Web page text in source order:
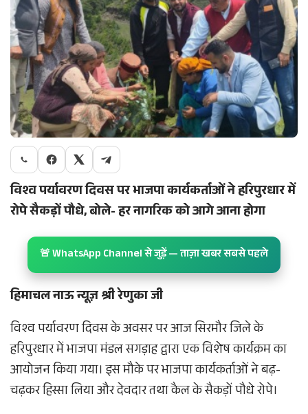
विश्व पर्यावरण दिवस पर भाजपा कार्यकर्ताओं ने हरिपुरधार में
रोपे सैकड़ों पौधे, बोले- हर नागरिक को आगे आना होगा
🚨 WhatsApp Channel से जुड़ें — ताज़ा खबर सबसे पहले
हिमाचल नाऊ न्यूज़ श्री रेणुका जी
विश्व पर्यावरण दिवस के अवसर पर आज सिरमौर जिले के
हरिपुरधार में भाजपा मंडल सगड़ाह द्वारा एक विशेष कार्यक्रम का
आयोजन किया गया। इस मौके पर भाजपा कार्यकर्ताओं ने बढ़-
चढ़कर हिस्सा लिया और देवदार तथा कैल के सैकड़ों पौधे रोपे।